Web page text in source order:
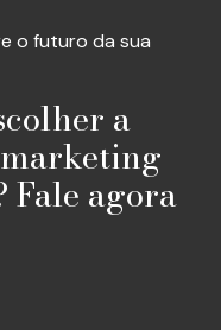
o futuro da sua
a
agora